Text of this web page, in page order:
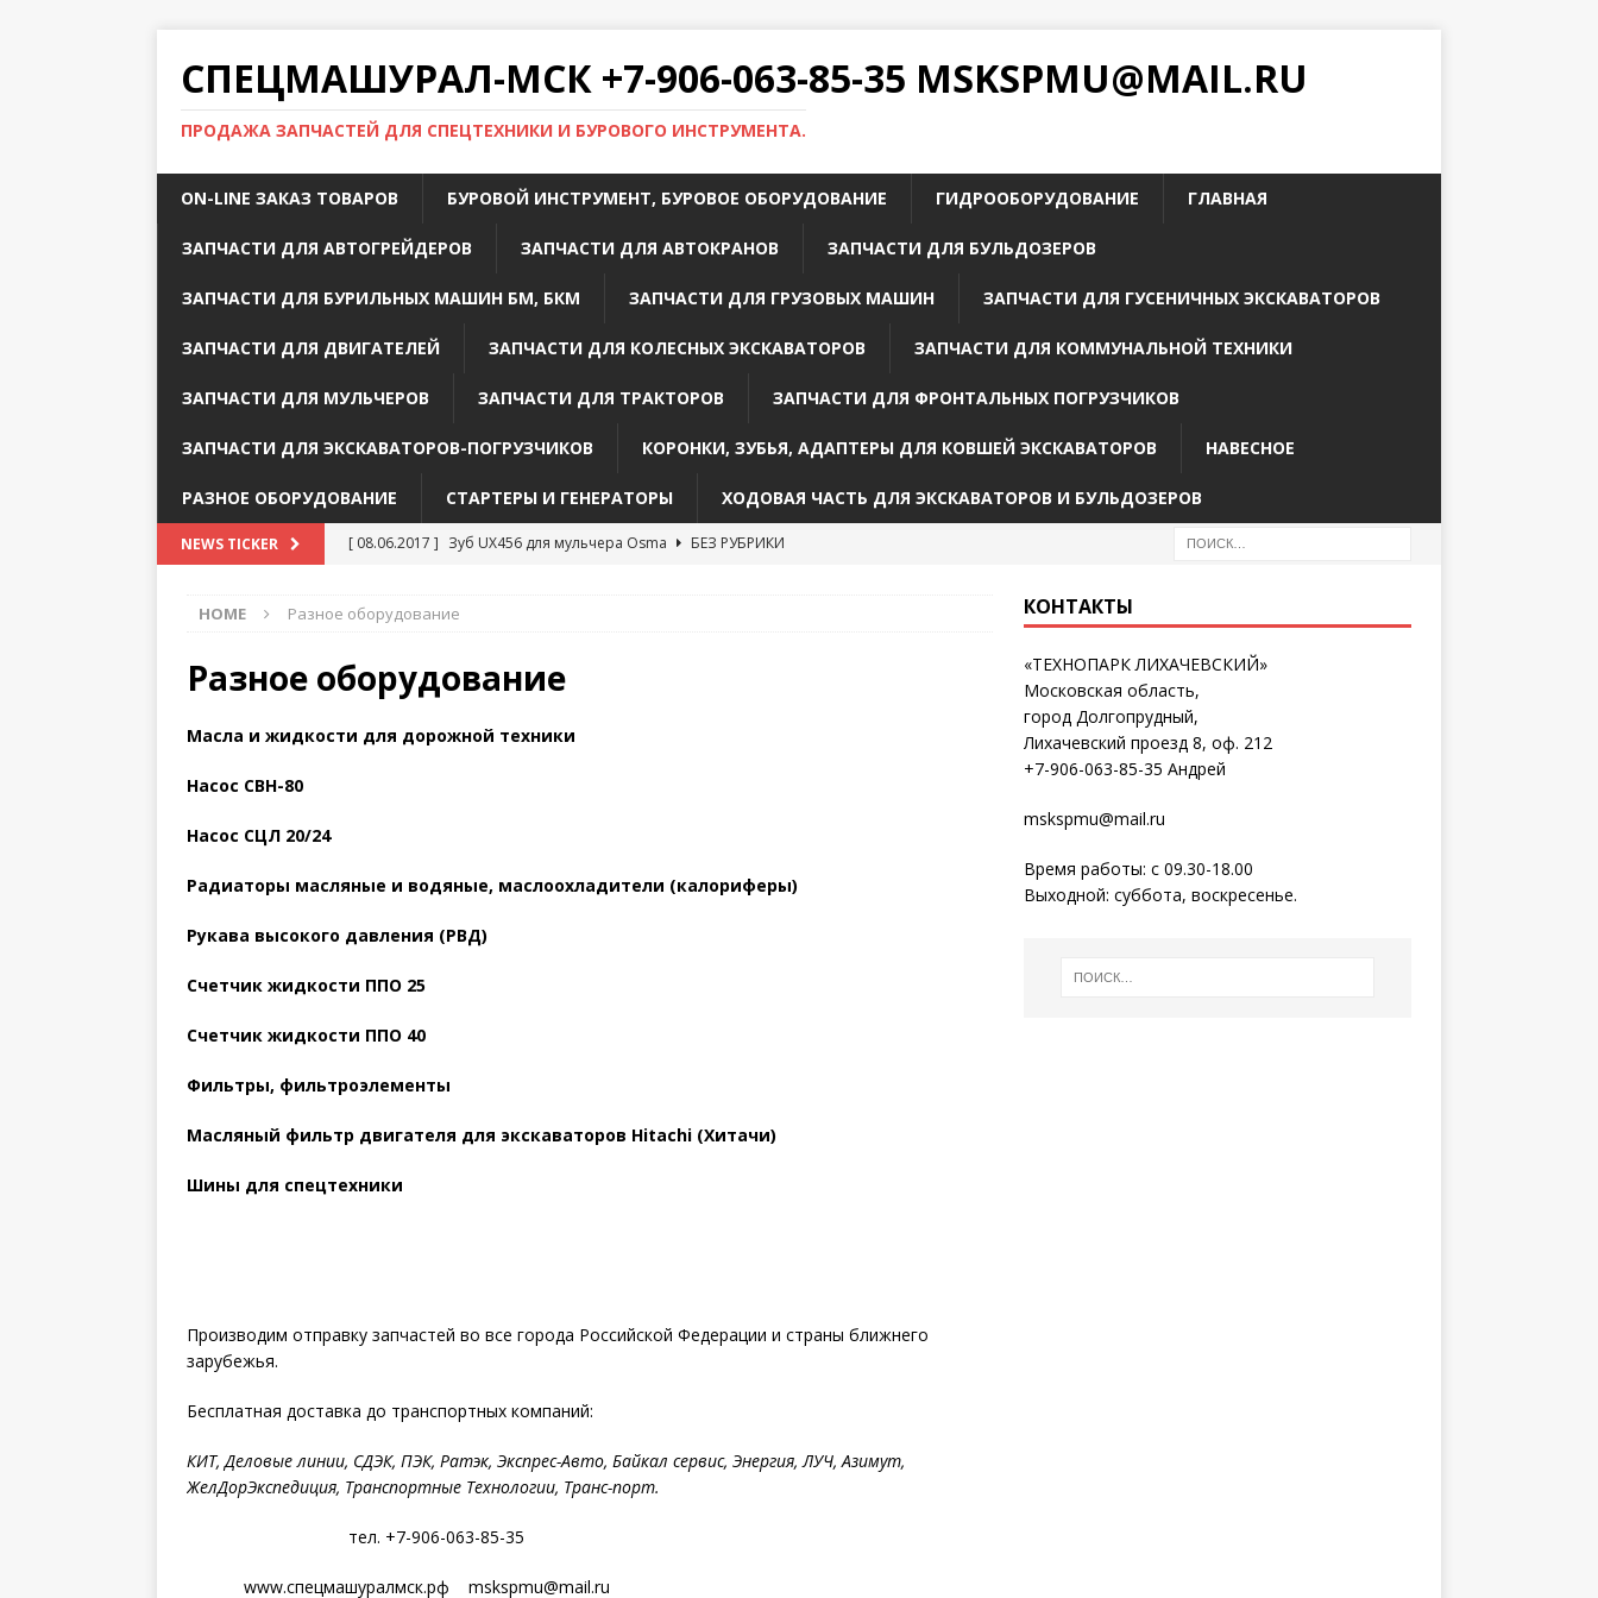
СПЕЦМАШУРАЛ-МСК +7-906-063-85-35 MSKSPMU@MAIL.RU
ПРОДАЖА ЗАПЧАСТЕЙ ДЛЯ СПЕЦТЕХНИКИ И БУРОВОГО ИНСТРУМЕНТА.
ON-LINE ЗАКАЗ ТОВАРОВ БУРОВОЙ ИНСТРУМЕНТ, БУРОВОЕ ОБОРУДОВАНИЕ ГИДРООБОРУДОВАНИЕ ГЛАВНАЯ
ЗАПЧАСТИ ДЛЯ АВТОГРЕЙДЕРОВ ЗАПЧАСТИ ДЛЯ АВТОКРАНОВ ЗАПЧАСТИ ДЛЯ БУЛЬДОЗЕРОВ
ЗАПЧАСТИ ДЛЯ БУРИЛЬНЫХ МАШИН БМ, БКМ ЗАПЧАСТИ ДЛЯ ГРУЗОВЫХ МАШИН ЗАПЧАСТИ ДЛЯ ГУСЕНИЧНЫХ ЭКСКАВАТОРОВ
ЗАПЧАСТИ ДЛЯ ДВИГАТЕЛЕЙ ЗАПЧАСТИ ДЛЯ КОЛЕСНЫХ ЭКСКАВАТОРОВ ЗАПЧАСТИ ДЛЯ КОММУНАЛЬНОЙ ТЕХНИКИ
ЗАПЧАСТИ ДЛЯ МУЛЬЧЕРОВ ЗАПЧАСТИ ДЛЯ ТРАКТОРОВ ЗАПЧАСТИ ДЛЯ ФРОНТАЛЬНЫХ ПОГРУЗЧИКОВ
ЗАПЧАСТИ ДЛЯ ЭКСКАВАТОРОВ-ПОГРУЗЧИКОВ КОРОНКИ, ЗУБЬЯ, АДАПТЕРЫ ДЛЯ КОВШЕЙ ЭКСКАВАТОРОВ НАВЕСНОЕ
РАЗНОЕ ОБОРУДОВАНИЕ СТАРТЕРЫ И ГЕНЕРАТОРЫ ХОДОВАЯ ЧАСТЬ ДЛЯ ЭКСКАВАТОРОВ И БУЛЬДОЗЕРОВ
NEWS TICKER [ 08.06.2017 ] Зуб UX456 для мульчера Osma БЕЗ РУБРИКИ
HOME Разное оборудование
Разное оборудование
Масла и жидкости для дорожной техники
Насос СВН-80
Насос СЦЛ 20/24
Радиаторы масляные и водяные, маслоохладители (калориферы)
Рукава высокого давления (РВД)
Счетчик жидкости ППО 25
Счетчик жидкости ППО 40
Фильтры, фильтроэлементы
Масляный фильтр двигателя для экскаваторов Hitachi (Хитачи)
Шины для спецтехники
Производим отправку запчастей во все города Российской Федерации и страны ближнего
зарубежья.
Бесплатная доставка до транспортных компаний:
КИТ, Деловые линии, СДЭК, ПЭК, Ратэк, Экспрес-Авто, Байкал сервис, Энергия, ЛУЧ, Азимут,
ЖелДорЭкспедиция, Транспортные Технологии, Транс-порт.
тел. +7-906-063-85-35
www.спецмашуралмск.рф mskspmu@mail.ru
КОНТАКТЫ
«ТЕХНОПАРК ЛИХАЧЕВСКИЙ»
Московская область,
город Долгопрудный,
Лихачевский проезд 8, оф. 212
+7-906-063-85-35 Андрей
mskspmu@mail.ru
Время работы: с 09.30-18.00
Выходной: суббота, воскресенье.